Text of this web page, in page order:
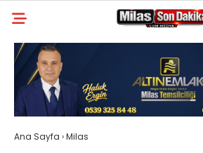
21
GALERİ VİDEO
MILAS
MUĞLA’DAN
Ana Sayfa ›Milas